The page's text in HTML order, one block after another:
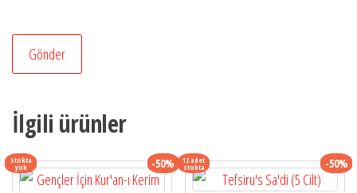
İlgili ürünler
Stokta
yok -50% 12 adet
stokta -50%